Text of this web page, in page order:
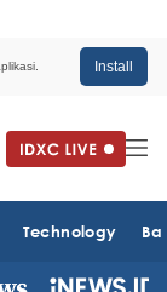
Install
Technology